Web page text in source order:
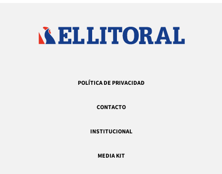
POLÍTICA DE PRIVACIDAD
CONTACTO
INSTITUCIONAL
MEDIA KIT